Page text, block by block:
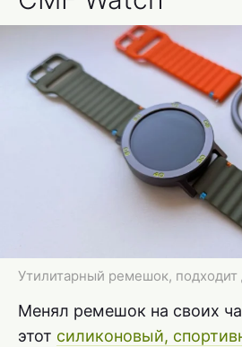
Утилитарный ремешок,
Менял ремешок на своих
этот силиконовый,